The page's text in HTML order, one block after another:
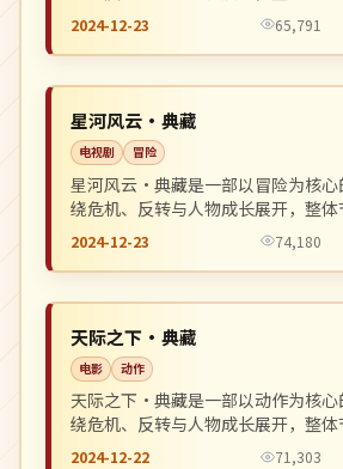
观看。
2024-12-23 65,791
韩国
星河风云·典藏
电视剧 冒险
星河风云·典藏是一部以冒险为核心
绕危机、反转与人物成长展开，整
推荐观看。
2024-12-23 74,180
日本
天际之下·典藏
电影 动作
天际之下·典藏是一部以动作为核心
绕危机、反转与人物成长展开，整
推荐观看。
2024-12-22 71,303